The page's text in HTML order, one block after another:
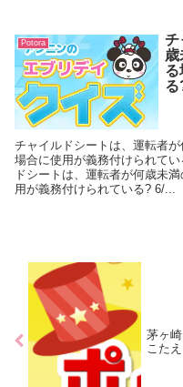
Potora
チ
歳
る
チャイルドシートは、運転者
場合に使用が義務付けられて
ドシートは、運転者が何歳未
用が義務付けられている? 6/...
茅ヶ
こた